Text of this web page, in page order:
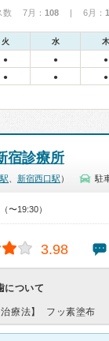
数 7月： 108 | 6月：
火 水 木
● ● ●
● ● ●
宿診療所
新宿西口駅 ） 駐
〜19:30）
3.98
について
療法】 フッ素塗布